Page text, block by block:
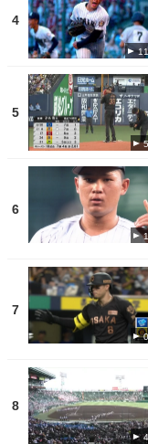
4
5
6
7
8